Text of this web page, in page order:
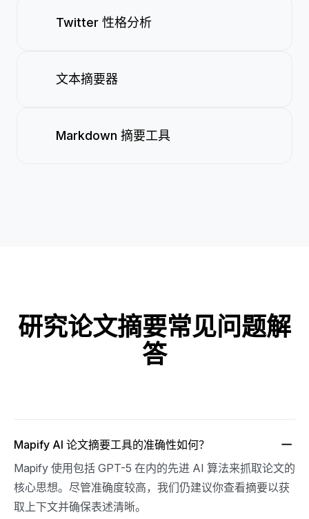
Twitter 性格分析
文本摘要器
Markdown 摘要工具
研究论文摘要常见问题解
答
Mapify AI 论文摘要工具的准确性如何？
Mapify 使用包括 GPT-5 在内的先进 AI 算法来抓取论文的
核心思想。尽管准确度较高，我们仍建议你查看摘要以获
取上下文并确保表述清晰。